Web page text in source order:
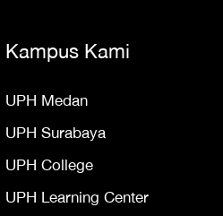
Kampus Kami
UPH Medan
UPH Surabaya
UPH College
UPH Learning Center